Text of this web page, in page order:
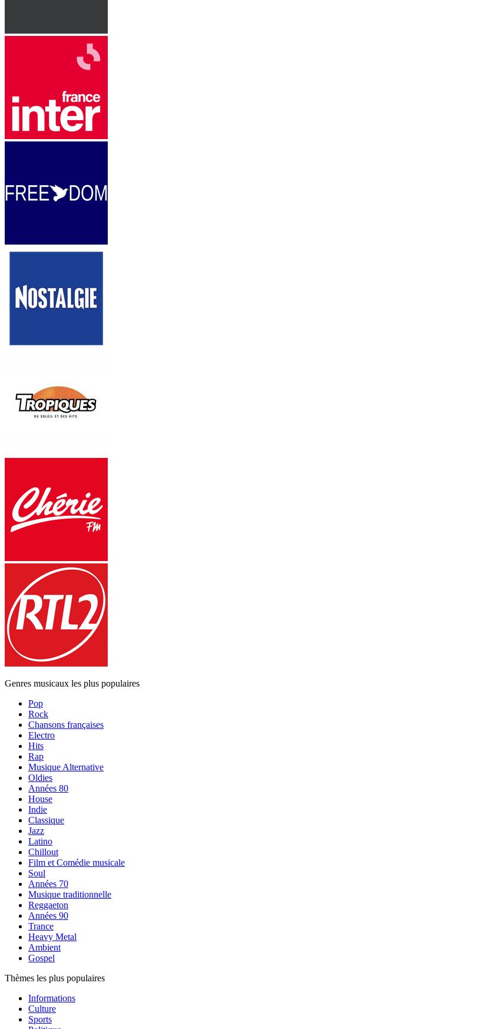
Genres musicaux les plus populaires
Pop
Rock
Chansons françaises
Electro
Hits
Rap
Musique Alternative
Oldies
Années 80
House
Indie
Classique
Jazz
Latino
Chillout
Film et Comédie musicale
Soul
Années 70
Musique traditionnelle
Reggaeton
Années 90
Trance
Heavy Metal
Ambient
Gospel
Thèmes les plus populaires
Informations
Culture
Sports